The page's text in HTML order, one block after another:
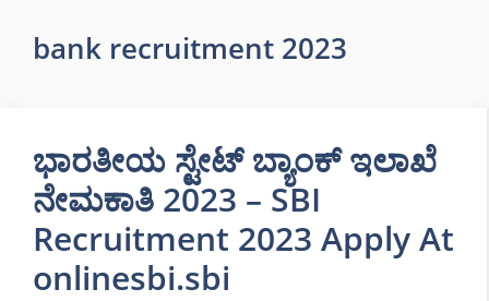
bank recruitment 2023
ಭಾರತೀಯ ಸ್ಟೇಟ್ ಬ್ಯಾಂಕ್ ಇಲಾಖೆ
ನೇಮಕಾತಿ 2023 – SBI
Recruitment 2023 Apply At
onlinesbi.sbi